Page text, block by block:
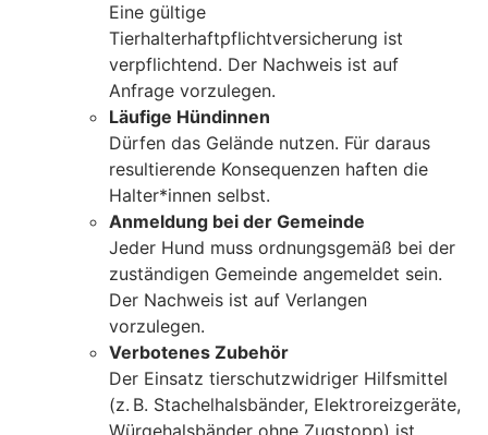
Eine gültige
Tierhalterhaftpflichtversicherung ist
verpflichtend. Der Nachweis ist auf
Anfrage vorzulegen.
Läufige Hündinnen
Dürfen das Gelände nutzen. Für daraus
resultierende Konsequenzen haften die
Halter*innen selbst.
Anmeldung bei der Gemeinde
Jeder Hund muss ordnungsgemäß bei der
zuständigen Gemeinde angemeldet sein.
Der Nachweis ist auf Verlangen
vorzulegen.
Verbotenes Zubehör
Der Einsatz tierschutzwidriger Hilfsmittel
(z. B. Stachelhalsbänder, Elektroreizgeräte,